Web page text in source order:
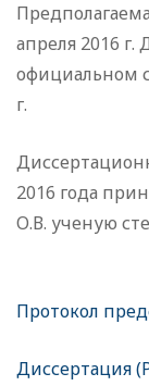
апреля 2016
официальном
г.
2016 года
О.В. ученую
Протокол
Диссертация